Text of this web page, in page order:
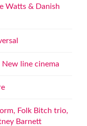
Watts & Danish
New line cinema
Folk Bitch trio,
Barnett